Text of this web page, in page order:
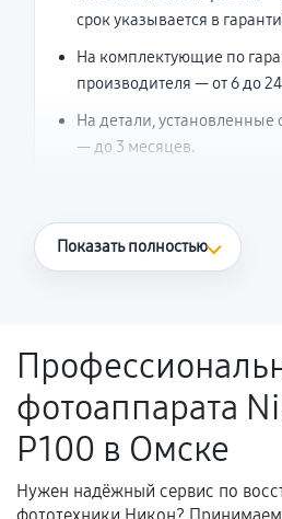
срок указывается в
На комплектующие по
производителя — от 6 до
На детали,
— до 3 месяцев.
Что считается
Поломка установленной
нормальной эксплуатации
гарантийного срока.
Несоответствие
техническим
Показать полностью
фотоаппарата
P100 в Омске
Нужен надёжный сервис по